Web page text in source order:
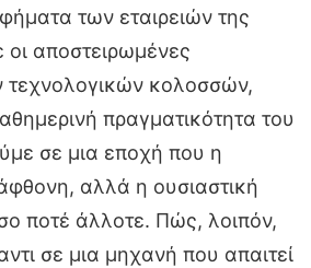
των εταιρειών της
οι αποστειρωμένες
τεχνολογικών κολοσσών,
πραγματικότητα του
σε μια εποχή που η
αλλά η ουσιαστική
ποτέ άλλοτε. Πώς, λοιπόν,
σε μια μηχανή που απαιτεί